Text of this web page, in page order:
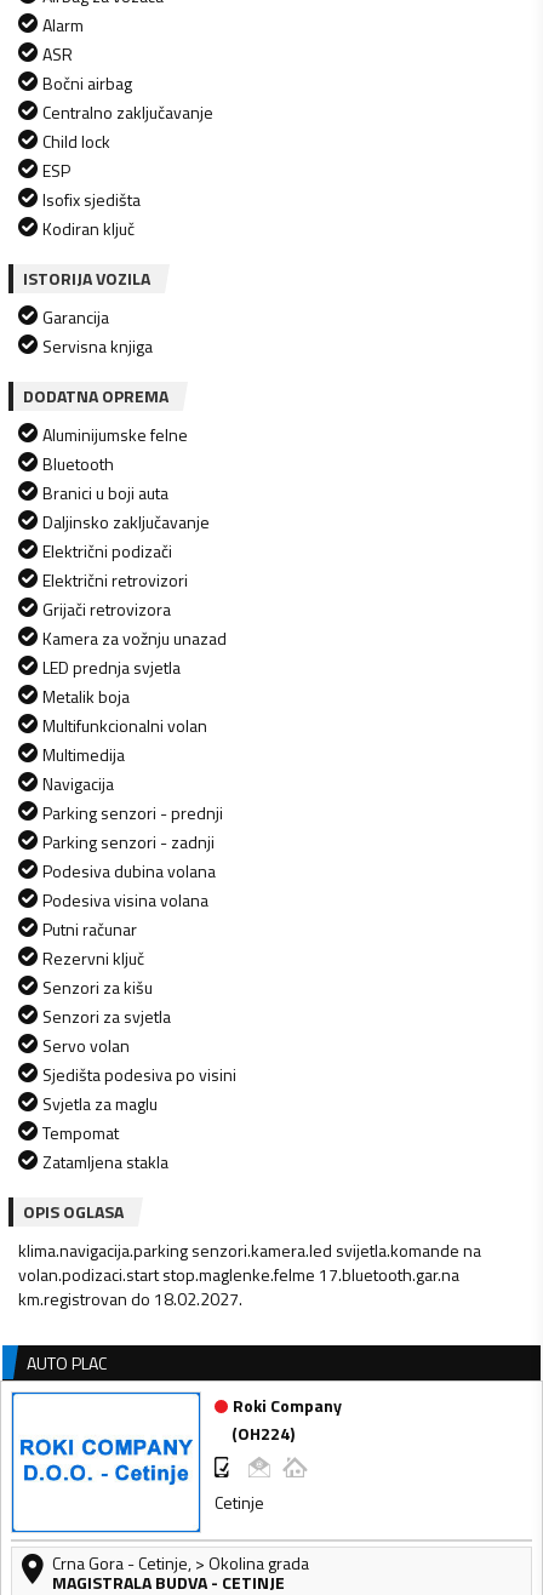
Alarm
ASR
Bočni airbag
Centralno zaključavanje
Child lock
ESP
Isofix sjedišta
Kodiran ključ
ISTORIJA VOZILA
Garancija
Servisna knjiga
DODATNA OPREMA
Aluminijumske felne
Bluetooth
Branici u boji auta
Daljinsko zaključavanje
Električni podizači
Električni retrovizori
Grijači retrovizora
Kamera za vožnju unazad
LED prednja svjetla
Metalik boja
Multifunkcionalni volan
Multimedija
Navigacija
Parking senzori - prednji
Parking senzori - zadnji
Podesiva dubina volana
Podesiva visina volana
Putni računar
Rezervni ključ
Senzori za kišu
Senzori za svjetla
Servo volan
Sjedišta podesiva po visini
Svjetla za maglu
Tempomat
Zatamljena stakla
OPIS OGLASA
klima.navigacija.parking senzori.kamera.led svijetla.komande na
volan.podizaci.start stop.maglenke.felme 17.bluetooth.gar.na
km.registrovan do 18.02.2027.
AUTO PLAC
Roki Company
(OH224)
Cetinje
Crna Gora-Cetinje,> Okolina grada
MAGISTRALA BUDVA - CETINJE